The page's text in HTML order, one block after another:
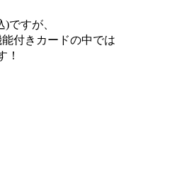
ですが、
付きカードの中では
！